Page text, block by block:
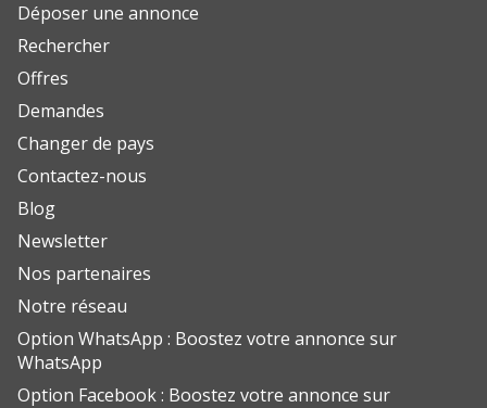
Déposer une annonce
Rechercher
Offres
Demandes
Changer de pays
Contactez-nous
Blog
Newsletter
Nos partenaires
Notre réseau
Option WhatsApp : Boostez votre annonce sur
WhatsApp
Option Facebook : Boostez votre annonce sur